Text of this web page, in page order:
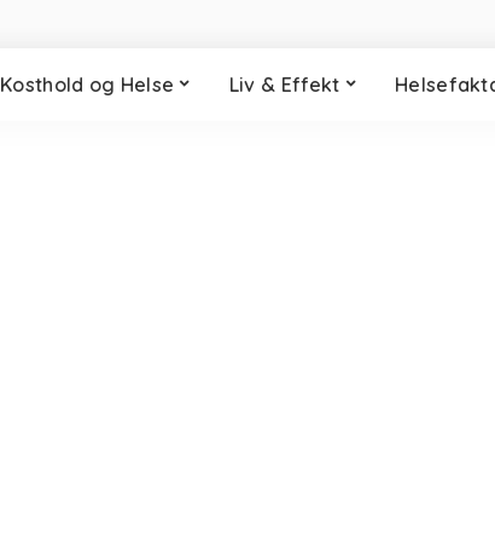
Kosthold og Helse Liv & Effekt